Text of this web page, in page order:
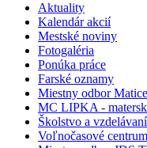
Aktuality
Kalendár akcií
Mestské noviny
Fotogaléria
Ponúka práce
Farské oznamy
Miestny odbor
MC LIPKA -
Školstvo a
Voľnočasové